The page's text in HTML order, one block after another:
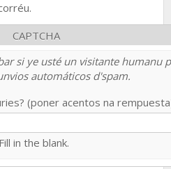
CAPTCHA
si ye usté un visitante humanu
automáticos d'spam.
(poner acentos na
Fill in the blank.